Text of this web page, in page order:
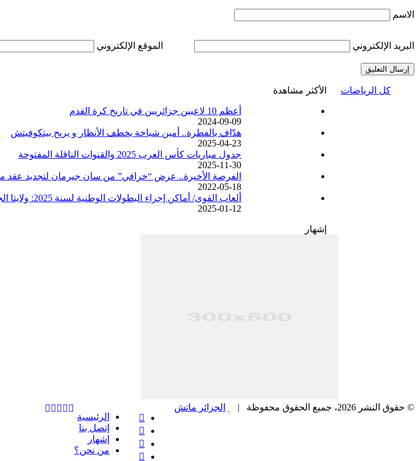
الاسم
البريد الإلكتروني الموقع الإلكتروني
كل الرياضات الأكثر مشاهدة
أعظم 10 لاعبين جزائريين في تاريخ كرة القدم
2024-09-09
هدّاف بالفطرة.. أمين شياخة يخطف الأنظار و يريح بيتكوفيتش
2025-04-23
جدول مباريات كأس العرب 2025 والقنوات الناقلة المفتوحة
2025-11-30
الفرصة الأخيرة.. عرض “خرافي” من سان جيرمان لتجديد عقد
2022-05-18
ألعاب القوى/ أماكن إجراء البطولات الوطنية لسنة 2025: ولايتا الجزائر وبجاية تحتضنان أغلبية المسابقات /اتحادية/
2025-01-12
إشهار
© حقوق النشر 2026، جميع الحقوق محفوظة |
الجزائر ماتش
الرئيسية
إتصل بنا
إشهار
من نحن؟
فيسبوك
‫YouTube
انستقرام